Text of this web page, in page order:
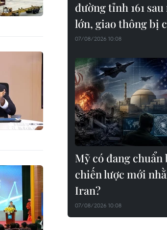
đường tỉnh 161
lớn, giao thông bị
07/08/2026 10:08
Mỹ có đang
chiến lược mới
Iran?
07/08/2026 10:08